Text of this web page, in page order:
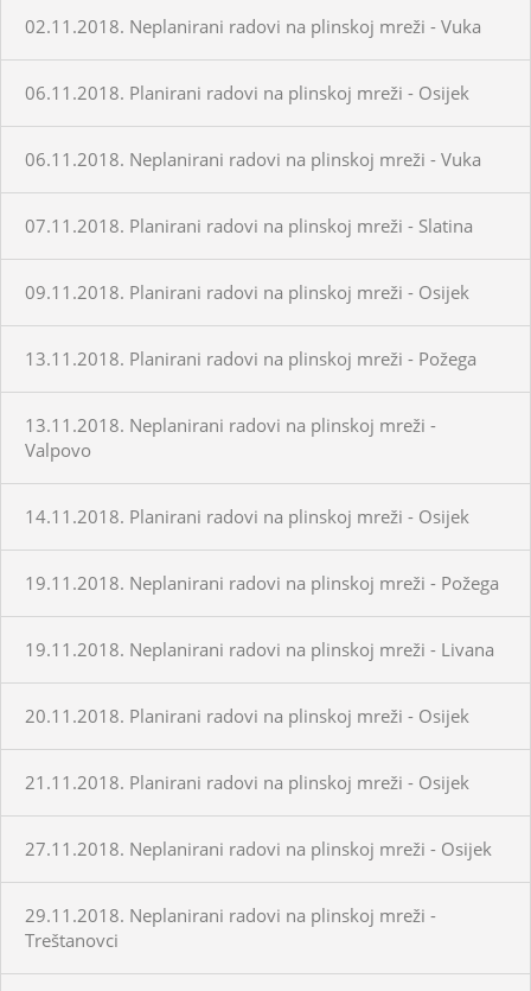
02.11.2018. Neplanirani radovi na plinskoj mreži - Vuka
06.11.2018. Planirani radovi na plinskoj mreži - Osijek
06.11.2018. Neplanirani radovi na plinskoj mreži - Vuka
07.11.2018. Planirani radovi na plinskoj mreži - Slatina
09.11.2018. Planirani radovi na plinskoj mreži - Osijek
13.11.2018. Planirani radovi na plinskoj mreži - Požega
13.11.2018. Neplanirani radovi na plinskoj mreži -
Valpovo
14.11.2018. Planirani radovi na plinskoj mreži - Osijek
19.11.2018. Neplanirani radovi na plinskoj mreži - Požega
19.11.2018. Neplanirani radovi na plinskoj mreži - Livana
20.11.2018. Planirani radovi na plinskoj mreži - Osijek
21.11.2018. Planirani radovi na plinskoj mreži - Osijek
27.11.2018. Neplanirani radovi na plinskoj mreži - Osijek
29.11.2018. Neplanirani radovi na plinskoj mreži -
Treštanovci